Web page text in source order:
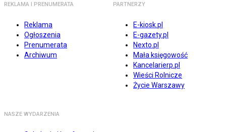
REKLAMA I PRENUMERATA
Reklama
Ogłoszenia
Prenumerata
Archiwum
PARTNERZY
E-kiosk.pl
E-gazety.pl
Nexto.pl
Mała księgowość
Kancelarierp.pl
Wieści Rolnicze
Życie Warszawy
NASZE WYDARZENIA